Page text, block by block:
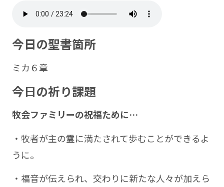
今日の聖書箇所
ミカ６章
今日の祈り課題
牧会ファミリーの祝福ために…
・牧者が主の霊に満たされて歩むことができるよ
うに。
・福音が伝えられ、交わりに新たな人々が加えら